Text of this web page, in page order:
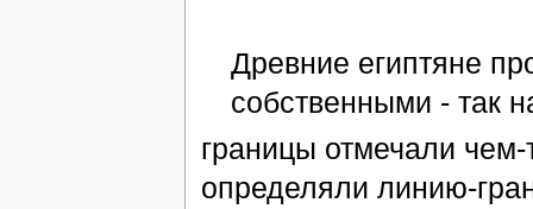
Древние египтяне
собственными - так
границы отмечали
определяли линию-